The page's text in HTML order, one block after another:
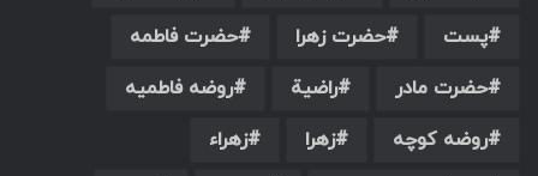
پست
حضرت زهرا
حضرت فاطمه
حضرت مادر
راضیة
روضه فاطمیه
روضه کوچه
زهرا
زهراء